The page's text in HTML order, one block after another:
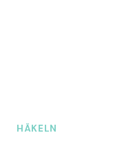
HÄKELN